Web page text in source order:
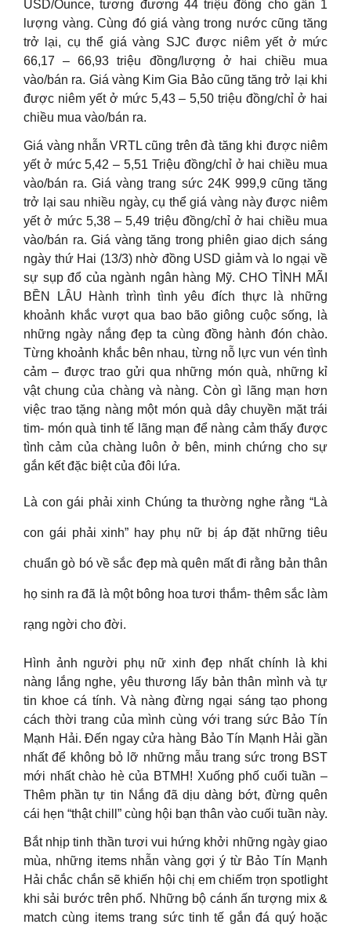
USD/Ounce, tương đương 44 triệu đồng cho gần 1
lượng vàng. Cùng đó giá vàng trong nước cũng tăng
trở lại, cụ thể giá vàng SJC được niêm yết ở mức
66,17 – 66,93 triệu đồng/lượng ở hai chiều mua
vào/bán ra. Giá vàng Kim Gia Bảo cũng tăng trở lại khi
được niêm yết ở mức 5,43 – 5,50 triệu đồng/chỉ ở hai
chiều mua vào/bán ra.
Giá vàng nhẫn VRTL cũng trên đà tăng khi được niêm
yết ở mức 5,42 – 5,51 Triệu đồng/chỉ ở hai chiều mua
vào/bán ra. Giá vàng trang sức 24K 999,9 cũng tăng
trở lại sau nhiều ngày, cụ thể giá vàng này được niêm
yết ở mức 5,38 – 5,49 triệu đồng/chỉ ở hai chiều mua
vào/bán ra. Giá vàng tăng trong phiên giao dịch sáng
ngày thứ Hai (13/3) nhờ đồng USD giảm và lo ngại về
sự sụp đổ của ngành ngân hàng Mỹ. CHO TÌNH MÃI
BỀN LÂU Hành trình tình yêu đích thực là những
khoảnh khắc vượt qua bao bão giông cuộc sống, là
những ngày nắng đẹp ta cùng đồng hành đón chào.
Từng khoảnh khắc bên nhau, từng nỗ lực vun vén tình
cảm – được trao gửi qua những món quà, những kỉ
vật chung của chàng và nàng. Còn gì lãng mạn hơn
việc trao tặng nàng một món quà dây chuyền mặt trái
tim- món quà tinh tế lãng mạn để nàng cảm thấy được
tình cảm của chàng luôn ở bên, minh chứng cho sự
gắn kết đặc biệt của đôi lứa.
Là con gái phải xinh Chúng ta thường nghe rằng “Là
con gái phải xinh” hay phụ nữ bị áp đặt những tiêu
chuẩn gò bó về sắc đẹp mà quên mất đi rằng bản thân
họ sinh ra đã là một bông hoa tươi thắm- thêm sắc làm
rạng ngời cho đời.
Hình ảnh người phụ nữ xinh đẹp nhất chính là khi
nàng lắng nghe, yêu thương lấy bản thân mình và tự
tin khoe cá tính. Và nàng đừng ngại sáng tạo phong
cách thời trang của mình cùng với trang sức Bảo Tín
Mạnh Hải. Đến ngay cửa hàng Bảo Tín Mạnh Hải gần
nhất để không bỏ lỡ những mẫu trang sức trong BST
mới nhất chào hè của BTMH! Xuống phố cuối tuần –
Thêm phần tự tin Nắng đã dịu dàng bớt, đừng quên
cái hẹn “thật chill” cùng hội bạn thân vào cuối tuần này.
Bắt nhịp tinh thần tươi vui hứng khởi những ngày giao
mùa, những items nhẫn vàng gợi ý từ Bảo Tín Mạnh
Hải chắc chắn sẽ khiến hội chị em chiếm trọn spotlight
khi sải bước trên phố. Những bộ cánh ấn tượng mix &
match cùng items trang sức tinh tế gắn đá quý hoặc